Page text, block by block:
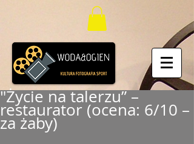
"Życie na talerzu” –
restaurator (ocena: 6/10 –
za żaby)